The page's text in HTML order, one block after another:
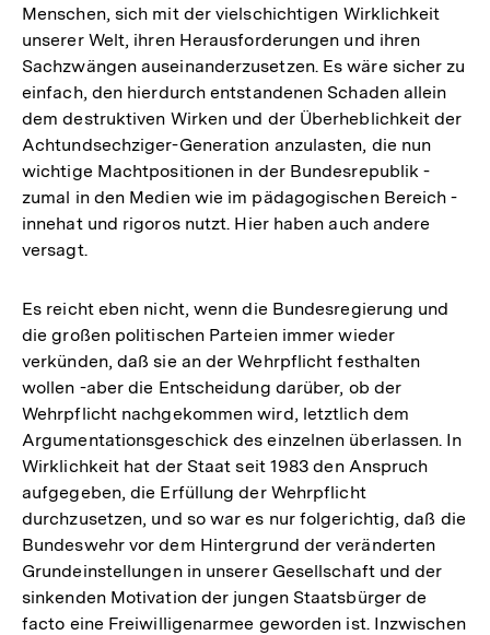
Menschen, sich mit der vielschichtigen Wirklichkeit
unserer Welt, ihren Herausforderungen und ihren
Sachzwängen auseinanderzusetzen. Es wäre sicher zu
einfach, den hierdurch entstandenen Schaden allein
dem destruktiven Wirken und der Überheblichkeit der
Achtundsechziger-Generation anzulasten, die nun
wichtige Machtpositionen in der Bundesrepublik -
zumal in den Medien wie im pädagogischen Bereich -
innehat und rigoros nutzt. Hier haben auch andere
versagt.
Es reicht eben nicht, wenn die Bundesregierung und
die großen politischen Parteien immer wieder
verkünden, daß sie an der Wehrpflicht festhalten
wollen -aber die Entscheidung darüber, ob der
Wehrpflicht nachgekommen wird, letztlich dem
Argumentationsgeschick des einzelnen überlassen. In
Wirklichkeit hat der Staat seit 1983 den Anspruch
aufgegeben, die Erfüllung der Wehrpflicht
durchzusetzen, und so war es nur folgerichtig, daß die
Bundeswehr vor dem Hintergrund der veränderten
Grundeinstellungen in unserer Gesellschaft und der
sinkenden Motivation der jungen Staatsbürger de
facto eine Freiwilligenarmee geworden ist. Inzwischen